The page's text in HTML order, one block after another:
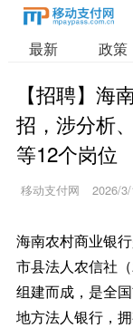
最新 政策
【招聘】海
招，涉分析
等12个岗位
移动支付网 2026/
海南农村商业银
市县法人农信社
组建而成，是全
地方法人银行，